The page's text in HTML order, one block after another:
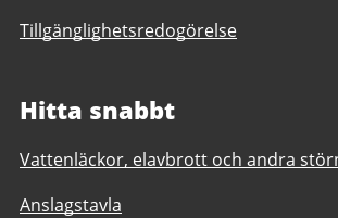
Tillgänglighetsredogörelse
Hitta snabbt
Vattenläckor, elavbrott och andra
Anslagstavla